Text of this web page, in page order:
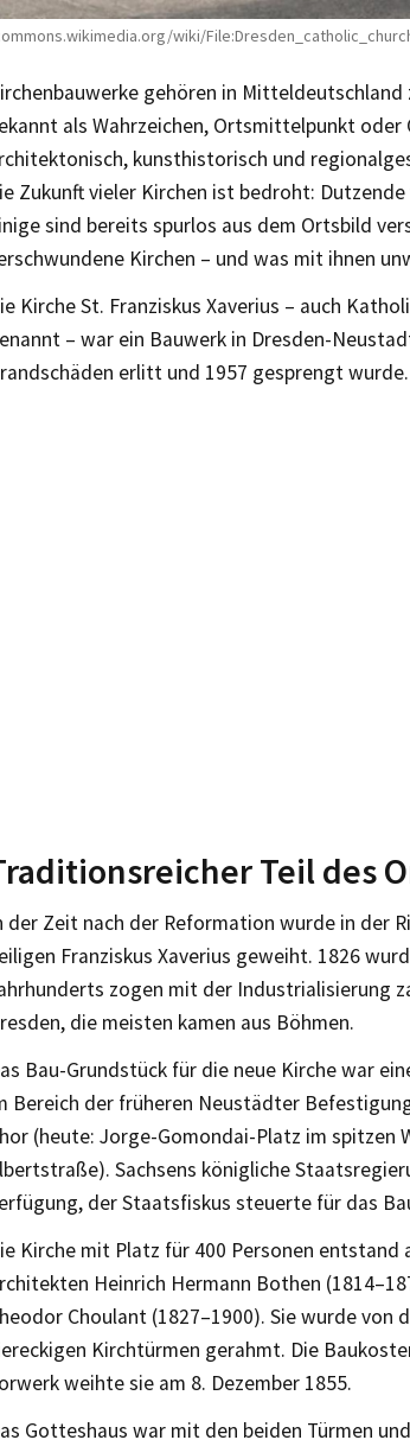
wiki/
gehören in
als Wahrzeichen, Ortsmittelpunkt oder
kunsthistorisch und
Zukunft vieler Kirchen ist bedroht:
sind bereits spurlos aus dem Ortsbild
Kirchen – und was mit ihnen
Kirche St. Franziskus Xaverius – auch
– war ein Bauwerk in Dresden-
erlitt und 1957 gesprengt wurde.
Teil des
der Zeit nach der Reformation wurde in der
Franziskus Xaverius geweiht. 1826
zogen mit der Industrialisierung
die meisten kamen aus Böhmen.
Bau-Grundstück für die neue Kirche war
Bereich der früheren Neustädter
(heute: Jorge-Gomondai-Platz im spitzen
Sachsens königliche
der Staatsfiskus steuerte für das
Kirche mit Platz für 400 Personen entstand
Heinrich Hermann Bothen
Choulant (1827–1900). Sie wurde von
Kirchtürmen gerahmt. Die
weihte sie am 8. Dezember 1855.
Gotteshaus war mit den beiden Türmen